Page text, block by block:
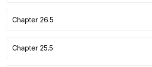
Chapter 26.5
Chapter 25.5